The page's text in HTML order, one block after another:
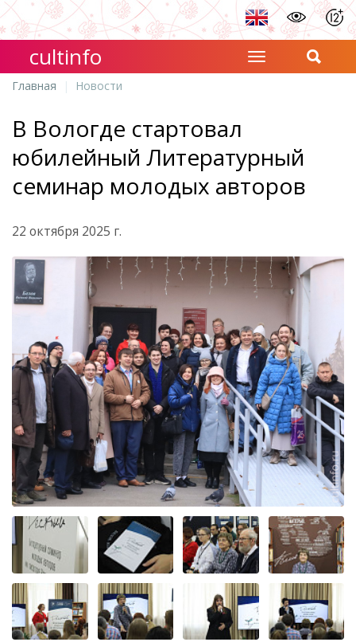
cultinfo
Главная Новости
В Вологде стартовал
юбилейный Литературный
семинар молодых авторов
22 октября 2025 г.